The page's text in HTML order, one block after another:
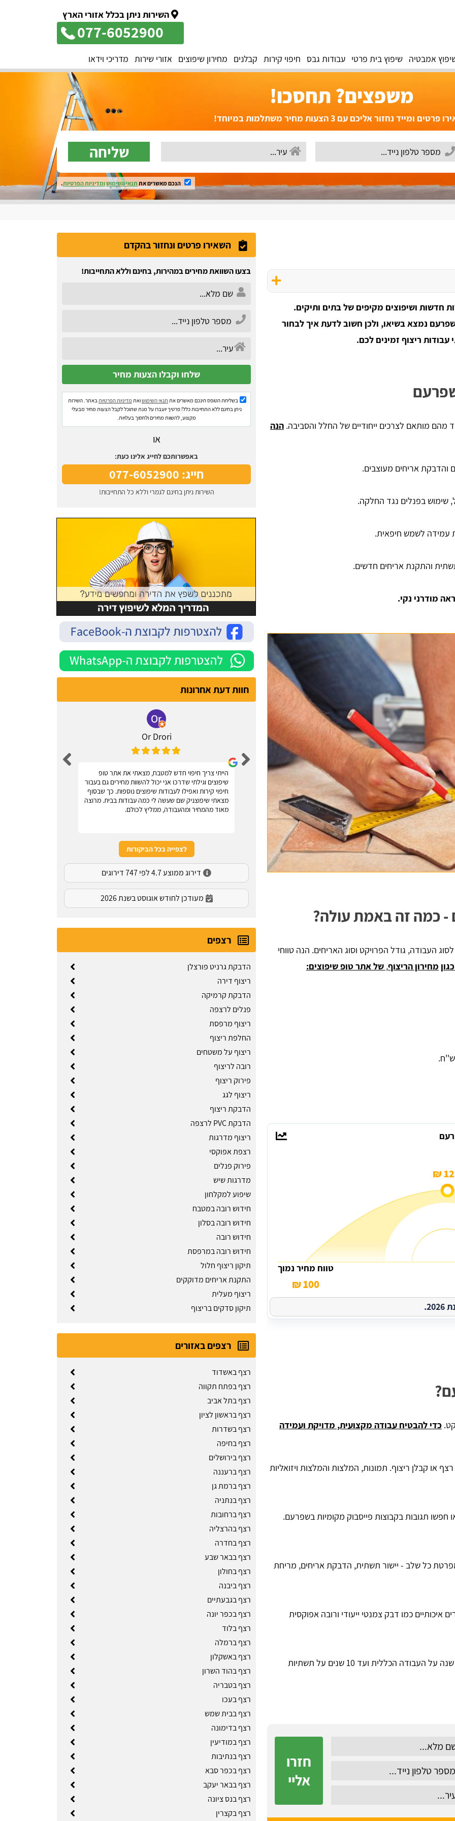
השירות ניתן בכלל אזורי הארץ
077-6052900
אמבטיה שיפוץ בית פרטי עבודות גבס חיפוי קירות קבלנים מחירון שיפוצים אזורי שירות מדריכי וידאו
משפצים? תחסכו!
ומייד נחזור אליכם עם 3 הצעות מחיר משתלמות במיוחד!
שליחה
הנכם מאשרים את תנאי השימושומדיניות הפרטיות.
ושיפוצים מקיפים של בתים ותיקים.
נמצא בשיאו, ולכן חשוב לדעת איך לבחור
עבודות ריצוף זמינים לכם.
מהם מותאם לצרכים ייחודיים של החלל והסביבה. הנה
והדבקת אריחים מעוצבים.
שימוש בפנלים נגד החלקה.
עמידה לשמש חיפאית.
תשתית והתקנת אריחים חדשים.
מודרני נקי.
- כמה זה באמת עולה?
העבודה, גודל הפרויקט וסוג האריחים. הנה טווחי
מחירון הריצוף, של אתר טופ שיפוצים:
טווח מחיר נמוך
100 ₪
כדי להבטיח עבודה מקצועית, מדויקת ועמידה
או קבלן ריצוף. תמונות, המלצות והמלצות ויזואליות
חפשו תגובות בקבוצות פייסבוק מקומיות בשפרעם.
כל שלב - יישור תשתית, הדבקת אריחים, מריחת
כמו דבק צמנטי ייעודי ורובה אפוקסית
: בקשו אחריות כתובה - לפחות שנה על העבודה הכללית ועד 10 שנים על תשתיות
חזרו
אליי
השאירו פרטים ונחזור בהקדם
בצעו השוואת מחירים במהירות, בחינם וללא התחייבות!
בשליחת הטופס הינכם מאשרים את תנאי השימושואת מדיניות הפרטיותבאתר. השירות
ניתן בחינם ללא התחייבות כלל! פרטיך יועברו על מנת שתוכל לקבל הצעות מחיר מבעלי
מקצוע, להשוות מחירים ולחסוך בעלויות.
או
באפשרותכם לחייג אלינו כעת:
חייג: 077-6052900
השירות ניתן בחינם לגמרי וללא כל התחייבות!
חוות דעת אחרונות
Or Drori
הייתי צריך חיפוי חדש למטבח, מצאתי את אתר טופ
שיפוצים וגילתי שדרכו אני יכול להשוות מחירים גם בעבור
חיפוי קירות ואפילו לעבודות שיפוצים נוספות. כך שבסוף
מצאתי שיפוצניק שם שעשה לי כמה עבודות בבית. מרוצה
מאוד מהמחיר ומהעבודה, ממליץ לכולם.
דור קדם
שיפצתי את הדירה בחריש בזכות האתר הנהדר הזה !
קיבלתי 3 הצעות מחיר מבעלי מקצוע שונים. בחרתי
בהצעה שהכי נראתה לי ויצאנו לדרך. התוצאות מעולות.
סופר מקצועיים . מומלץ בחום !!
לצפייה בכל הביקורות
דירוג ממוצע 4.7 לפי 747 דירוגים
מעודכן לחודש אוגוסט בשנת 2026
רצפים
הדבקת גרניט פורצלן
ריצוף דירה
הדבקת קרמיקה
פנלים לרצפה
ריצוף מרפסת
החלפת ריצוף
ריצוף על משטחים
רובה לריצוף
פירוק ריצוף
ריצוף לגג
הדבקת ריצוף
הדבקת PVC לרצפה
ריצוף מדרגות
רצפת אפוקסי
פירוק פנלים
מדרגות שיש
שיפוע למקלחון
חידוש רובה במטבח
חידוש רובה בסלון
חידוש רובה
חידוש רובה במרפסת
תיקון ריצוף חלול
התקנת אריחים מדוקקים
ריצוף מעלית
תיקון סדקים בריצוף
רצפים באזורים
רצף באשדוד
רצף בפתח תקווה
רצף בתל אביב
רצף בראשון לציון
רצף בשדרות
רצף בחיפה
רצף בירושלים
רצף ברעננה
רצף ברמת גן
רצף בנתניה
רצף ברחובות
רצף בהרצליה
רצף בחדרה
רצף בבאר שבע
רצף בחולון
רצף ביבנה
רצף בגבעתיים
רצף בכפר יונה
רצף בלוד
רצף ברמלה
רצף באשקלון
רצף בהוד השרון
רצף בטבריה
רצף בעכו
רצף בבית שמש
רצף בדימונה
רצף במודיעין
רצף בנתיבות
רצף בכפר סבא
רצף בבאר יעקב
רצף בנס ציונה
רצף בקצרין